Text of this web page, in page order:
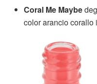
Coral Me Maybe
color arancio corallo